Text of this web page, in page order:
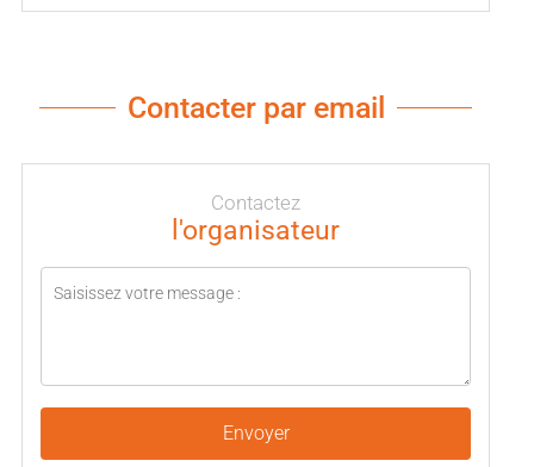
Contacter par email
Contactez
l'organisateur
Envoyer